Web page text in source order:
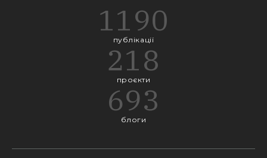
1190
публікації
218
проєкти
693
блоги